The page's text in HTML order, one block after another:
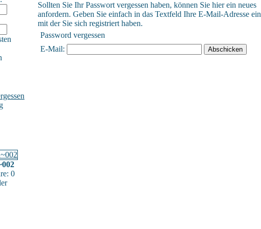
0
Sollten Sie Ihr Passwort vergessen haben, können Sie hier ein neues
anfordern. Geben Sie einfach in das Textfeld Ihre E-Mail-Adresse ein
mit der Sie sich registriert haben.
Password vergessen
E-Mail: